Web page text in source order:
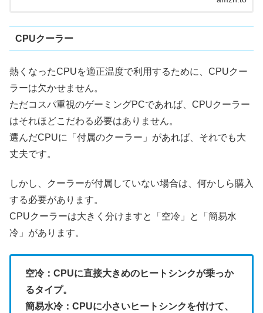
CPUクーラー
熱くなったCPUを適正温度で利用するために、CPUクー
ラーは欠かせません。
ただコスパ重視のゲーミングPCであれば、CPUクーラー
はそれほどこだわる必要はありません。
選んだCPUに「付属のクーラー」があれば、それでも大
丈夫です。
しかし、クーラーが付属していない場合は、何かしら購入
する必要があります。
CPUクーラーは大きく分けますと「空冷」と「簡易水
冷」があります。
空冷：CPUに直接大きめのヒートシンクが乗っか
るタイプ。
簡易水冷：CPUに小さいヒートシンクを付けて、